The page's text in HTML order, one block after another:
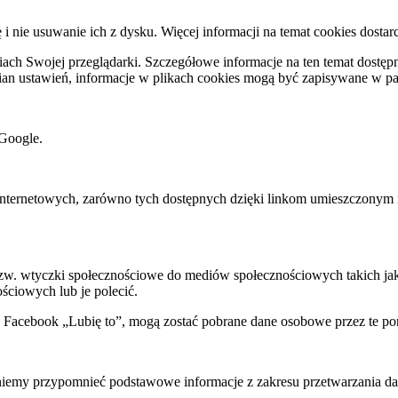
nie usuwanie ich z dysku. Więcej informacji na temat cookies
Swojej przeglądarki. Szczegółowe informacje na ten temat
ustawień, informacje w plikach cookies mogą być zapisywane w
zarówno tych dostępnych dzięki linkom
wtyczki społecznościowe do mediów społecznościowych takich
lub je polecić.
„Lubię to”, mogą zostać pobrane dane osobowe przez te
przypomnieć podstawowe informacje z zakresu przetwarzania